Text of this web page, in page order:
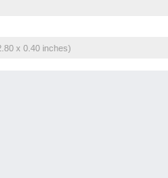
x 0.40 inches)